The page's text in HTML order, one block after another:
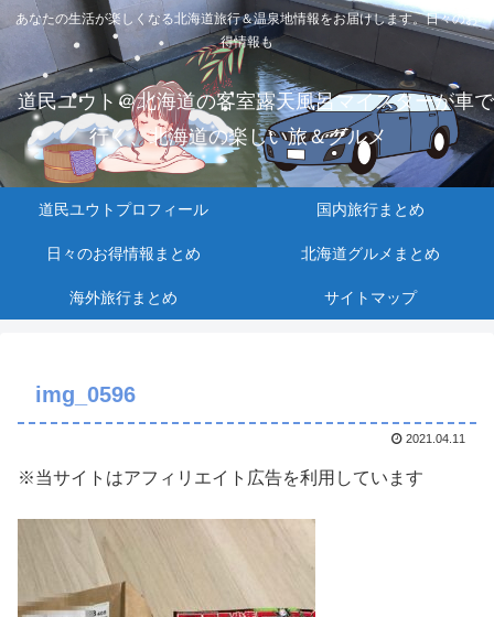
あなたの生活が楽しくなる北海道旅行＆温泉地情報をお届けします。日々のお
得情報も
道民ユウト＠北海道の客室露天風呂マイスターが車で
行く、北海道の楽しい旅＆グルメ
道民ユウトプロフィール 国内旅行まとめ
日々のお得情報まとめ 北海道グルメまとめ
海外旅行まとめ サイトマップ
img_0596
2021.04.11
※当サイトはアフィリエイト広告を利用しています